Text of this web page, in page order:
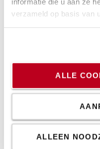
verzameld op basis van
ALLE
ALLEEN